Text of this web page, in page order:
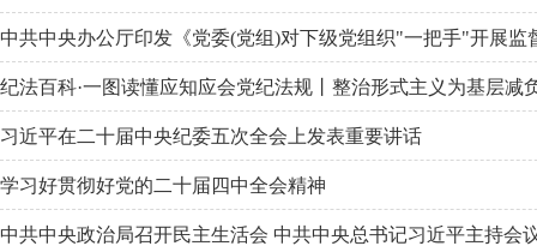
中共中央办公厅印发《党委(党组)对下级党组织"一把手"开展监
纪法百科·一图读懂应知应会党纪法规丨整治形式主义为基层减
习近平在二十届中央纪委五次全会上发表重要讲话
学习好贯彻好党的二十届四中全会精神
中共中央政治局召开民主生活会 中共中央总书记习近平主持会